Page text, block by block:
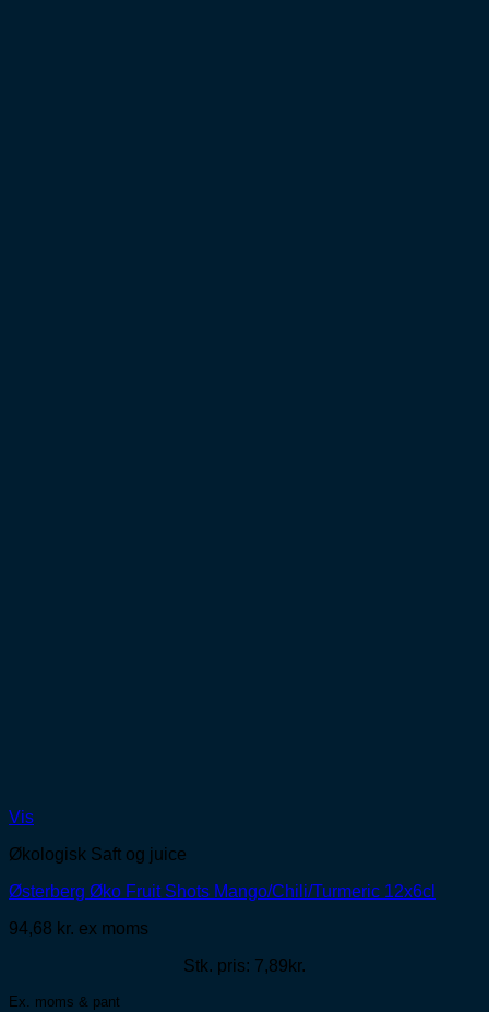
Vis
Økologisk Saft og juice
Østerberg Øko Fruit Shots Mango/Chili/Turmeric 12x6cl
94,68 kr. ex moms
Stk. pris: 7,89kr.
Ex. moms & pant